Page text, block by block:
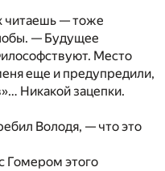
читаешь — тоже
— Будущее
Место
еще и предупредили,
Никакой зацепки.
Володя, — что это
Гомером этого